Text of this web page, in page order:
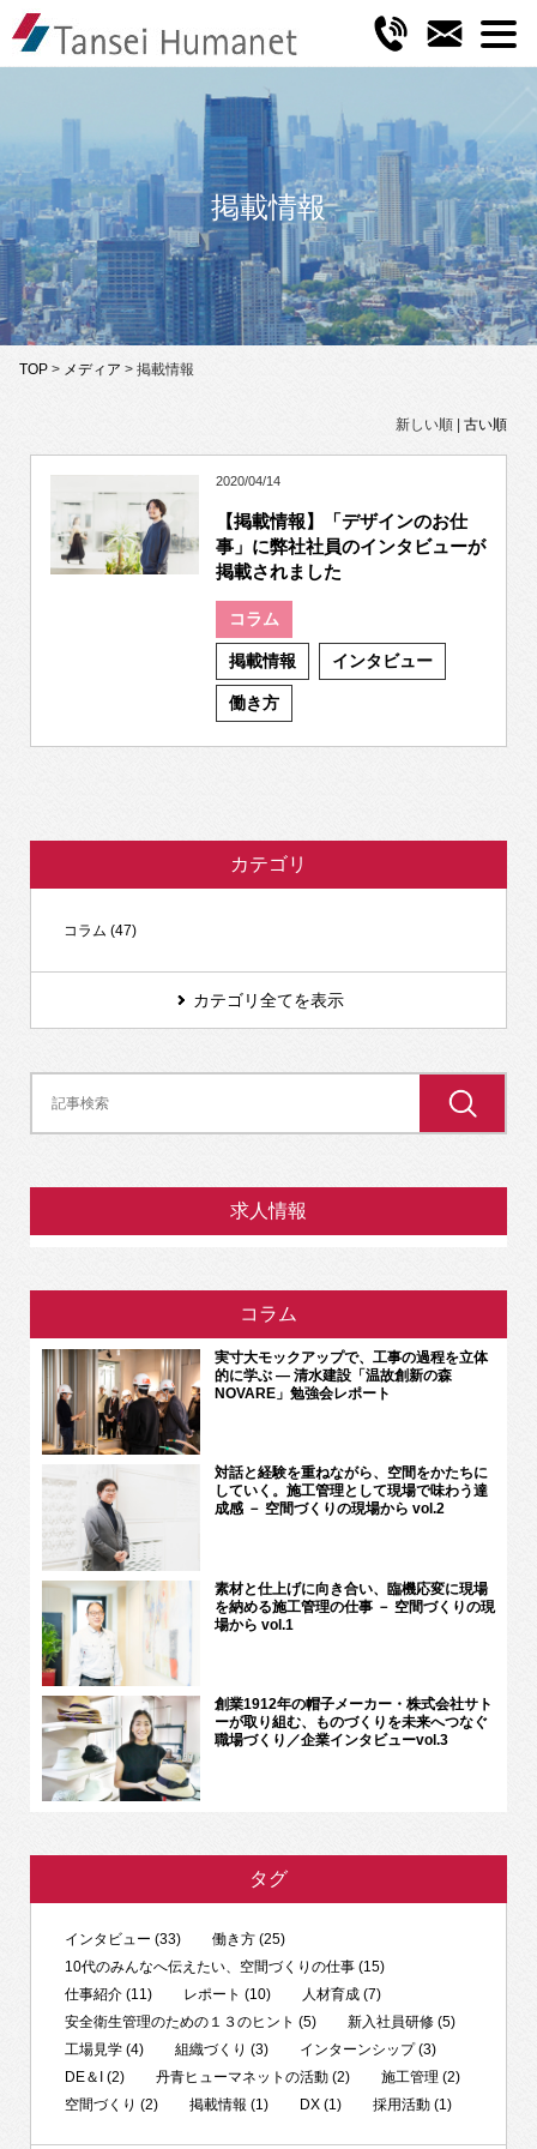
掲載情報
TOP > メディア > 掲載情報
新しい順 |古い順
2020/04/14
【掲載情報】「デザインのお仕
事」に弊社社員のインタビューが
掲載されました
コラム
掲載情報 インタビュー
働き方
カテゴリ
コラム (47)
カテゴリ全てを表示
求人情報
コラム
実寸大モックアップで、工事の過程を立体
的に学ぶ ― 清水建設「温故創新の森
NOVARE」勉強会レポート
対話と経験を重ねながら、空間をかたちに
していく。施工管理として現場で味わう達
成感 － 空間づくりの現場から vol.2
素材と仕上げに向き合い、臨機応変に現場
を納める施工管理の仕事 － 空間づくりの現
場から vol.1
創業1912年の帽子メーカー・株式会社サト
ーが取り組む、ものづくりを未来へつなぐ
職場づくり／企業インタビューvol.3
タグ
インタビュー (33)
働き方 (25)
10代のみんなへ伝えたい、空間づくりの仕事 (15)
仕事紹介 (11)
レポート (10)
人材育成 (7)
安全衛生管理のための１３のヒント (5)
新入社員研修 (5)
工場見学 (4)
組織づくり (3)
インターンシップ (3)
DE＆I (2)
丹青ヒューマネットの活動 (2)
施工管理 (2)
空間づくり (2)
掲載情報 (1) DX (1) 採用活動 (1)